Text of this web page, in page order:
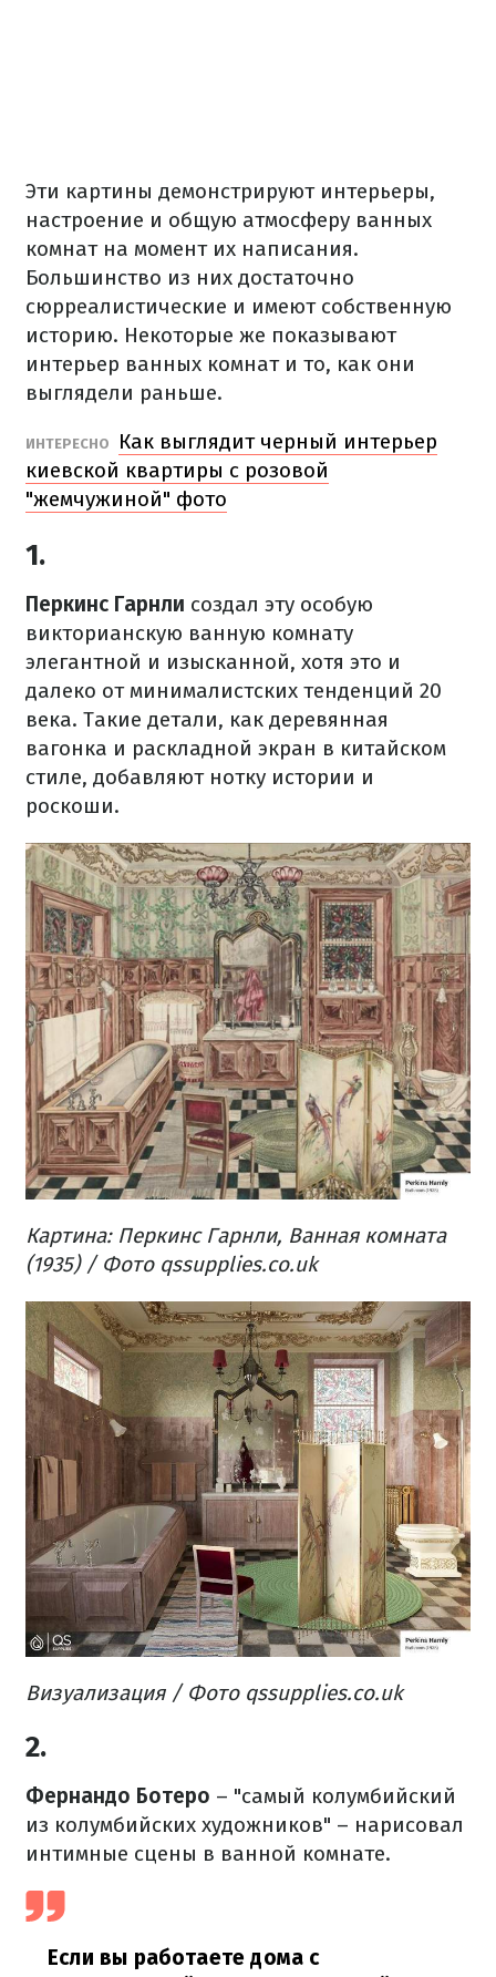
Эти картины демонстрируют интерьеры,
настроение и общую атмосферу ванных
комнат на момент их написания.
Большинство из них достаточно
сюрреалистические и имеют собственную
историю. Некоторые же показывают
интерьер ванных комнат и то, как они
выглядели раньше.
ИНТЕРЕСНО
Как выглядит черный интерьер
киевской квартиры с розовой
"жемчужиной" фото
1.
Перкинс Гарнли создал эту особую
викторианскую ванную комнату
элегантной и изысканной, хотя это и
далеко от минималистских тенденций 20
века. Такие детали, как деревянная
вагонка и раскладной экран в китайском
стиле, добавляютнотку истории и
роскоши.
Картина: Перкинс Гарнли, Ванная комната
(1935) / Фото qssupplies.co.uk
Визуализация / Фото qssupplies.co.uk
2.
Фернандо Ботеро – "самый колумбийский
из колумбийских художников" – нарисовал
интимные сцены в ванной комнате.
Если вы работаете дома с